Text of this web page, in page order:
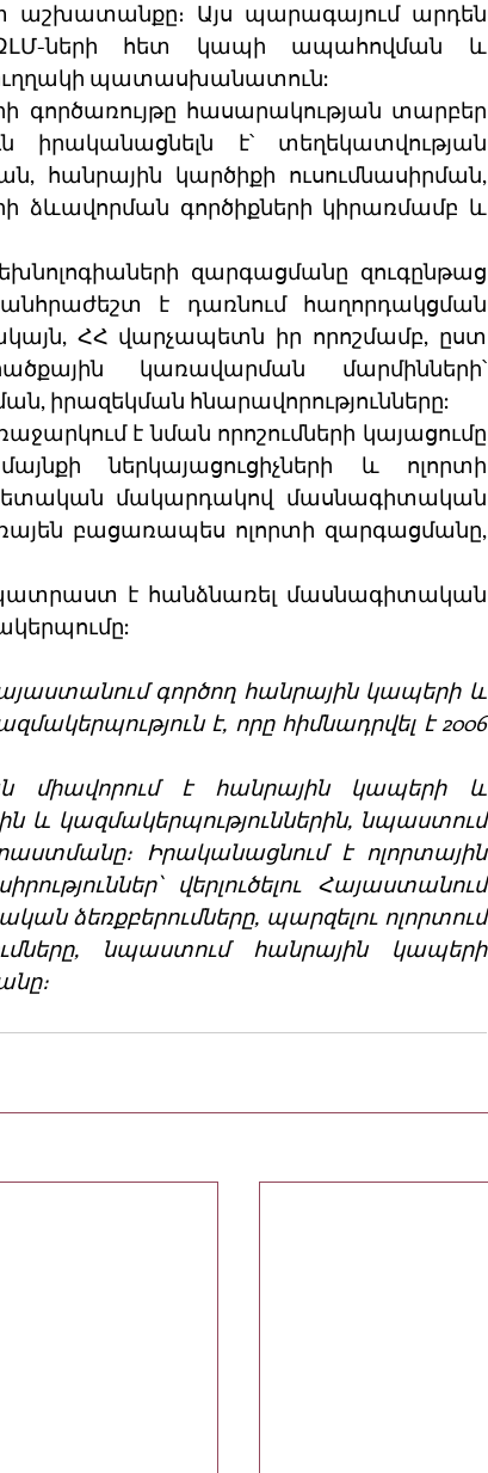
աշխատանքը։ Այս պարագայում արդեն
ների հետ կապի ապահովման և
պատասխանատուն:
գործառույթը հասարակության տարբեր
իրականացնելն է՝ տեղեկատվության
հանրային կարծիքի ուսումնասիրման,
ձևավորման գործիքների կիրառմամբ և
զարգացմանը զուգընթաց
է դառնում հաղորդակցման
ՀՀ վարչապետն իր որոշմամբ, ըստ
կառավարման մարմինների՝
իրազեկման հնարավորությունները:
է նման որոշումների կայացումը
ներկայացուցիչների և ոլորտի
մակարդակով մասնագիտական
բացառապես ոլորտի զարգացմանը,
է հանձնառել մասնագիտական
գործող հանրային կապերի և
է, որը հիմնադրվել է 2006
միավորում է հանրային կապերի և
և կազմակերպություններին, նպաստում
Իրականացնում է ոլորտային
վերլուծելու Հայաստանում
ձեռքբերումները, պարզելու ոլորտում
նպաստում հանրային կապերի